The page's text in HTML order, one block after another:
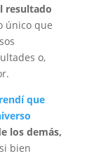
resultado
único que
o,
que
los demás,
bien